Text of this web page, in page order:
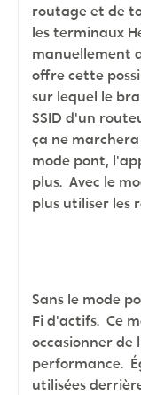
routage et de
les terminaux
manuellement
offre cette
sur lequel le
SSID d'un
ça ne
mode pont,
plus. Avec le
plus utiliser les
Sans le mode
Fi d'actifs. Ce
occasionner de
performance.
utilisées